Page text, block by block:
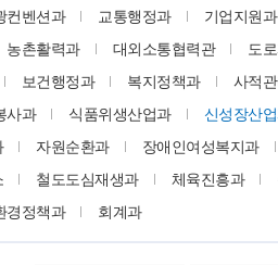
컨벤션과 교통행정과 기업지원과
농촌활력과 대외소통협력관 도
보건행정과 복지정책과 사적
사과 식품위생산업과 신성장산
자원순환과 장애인여성복지과
철도도심재생과 체육진흥과
경정책과 회계과